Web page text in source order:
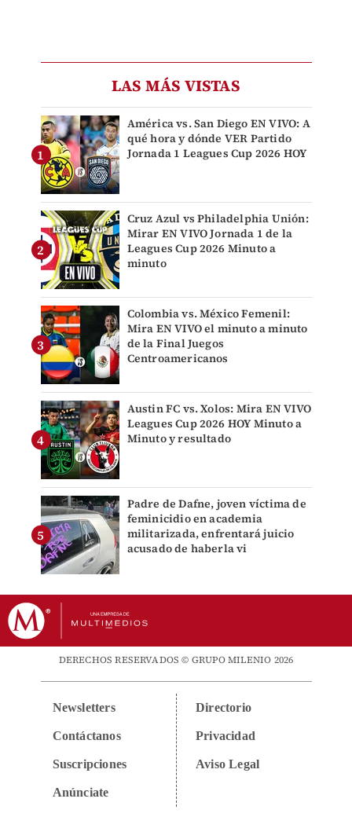
LAS MÁS VISTAS
América vs. San Diego EN VIVO: A
qué hora y dónde VER Partido
Jornada 1 Leagues Cup 2026 HOY
Cruz Azul vs Philadelphia Unión:
Mirar EN VIVO Jornada 1 de la
Leagues Cup 2026 Minuto a
minuto
Colombia vs. México Femenil:
Mira EN VIVO el minuto a minuto
de la Final Juegos
Centroamericanos
Austin FC vs. Xolos: Mira EN VIVO
Leagues Cup 2026 HOY Minuto a
Minuto y resultado
Padre de Dafne, joven víctima de
feminicidio en academia
militarizada, enfrentará juicio
acusado de haberla vi
DERECHOS RESERVADOS © GRUPO MILENIO 2026
Newsletters
Contáctanos
Suscripciones
Anúnciate
Directorio
Privacidad
Aviso Legal